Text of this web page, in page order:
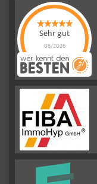
Sehr gut
08/2026
Emslander
Immobilien GMBH
Sternen |
292Emslander
Immobilien
GMBHBewertungen
auf
werkenntdenBESTEN.de